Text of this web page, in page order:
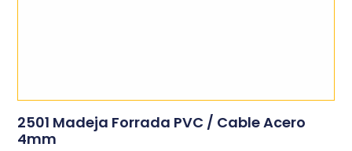
2501 Madeja Forrada PVC / Cable Acero
4mm